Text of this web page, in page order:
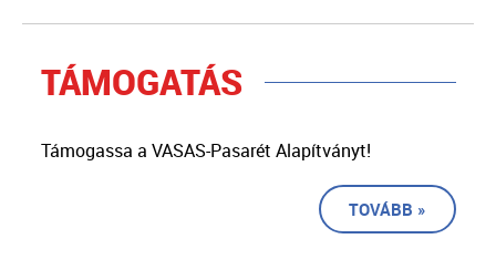
TÁMOGATÁS
Támogassa a VASAS-Pasarét Alapítványt!
TOVÁBB »